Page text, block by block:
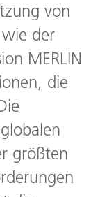
von
der
MERLIN
die
größten